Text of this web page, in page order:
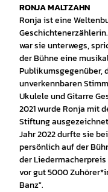
RONJA MALTZAHN
Ronja ist eine
war sie unterwegs,
der Bühne eine
Publikumsgegenüber,
unverkennbaren
Ukulele und Gitarre
2021 wurde Ronja mit
Stiftung
Jahr 2022 durfte sie
persönlich auf der
der
vor gut 5000
Banz".